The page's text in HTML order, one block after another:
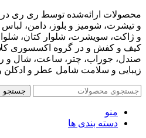
محصولات ارائه‌شده توسط ری ری
و تیشرت، شومیز و بلوز، دامن،
و ژاکت، سویشرت، شلوار کتان،
کیف و کفش و در گروه اکسسوری
صندل، جوراب، چتر، ساعت، شال و
زیبایی و سلامت شامل عطر و ادکلن
جستجو
منو
دسته بندی ها